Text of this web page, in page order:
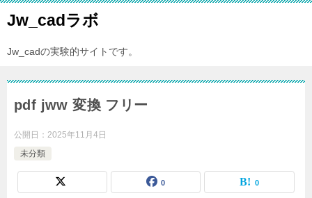
Jw_cadラボ
Jw_cadの実験的サイトです。
pdf jww 変換 フリー
公開日： 2025年11月4日
未分類
0 0